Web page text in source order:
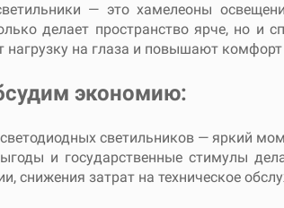
— это хамелеоны
делает пространство ярче, но и
на глаза и повышают
экономию:
светильников — яркий
и государственные стимулы
снижения затрат на техническое